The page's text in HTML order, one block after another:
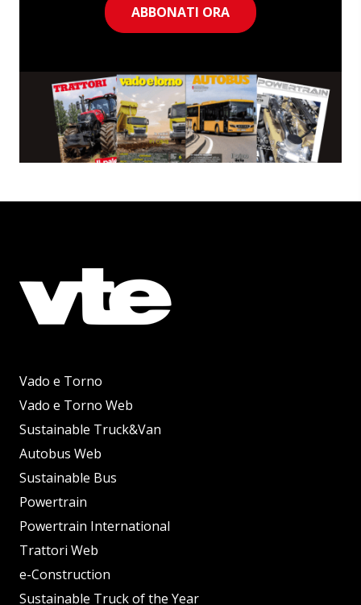
ABBONATI ORA
Vado e Torno
Vado e Torno Web
Sustainable Truck&Van
Autobus Web
Sustainable Bus
Powertrain
Powertrain International
Trattori Web
e-Construction
Sustainable Truck of the Year